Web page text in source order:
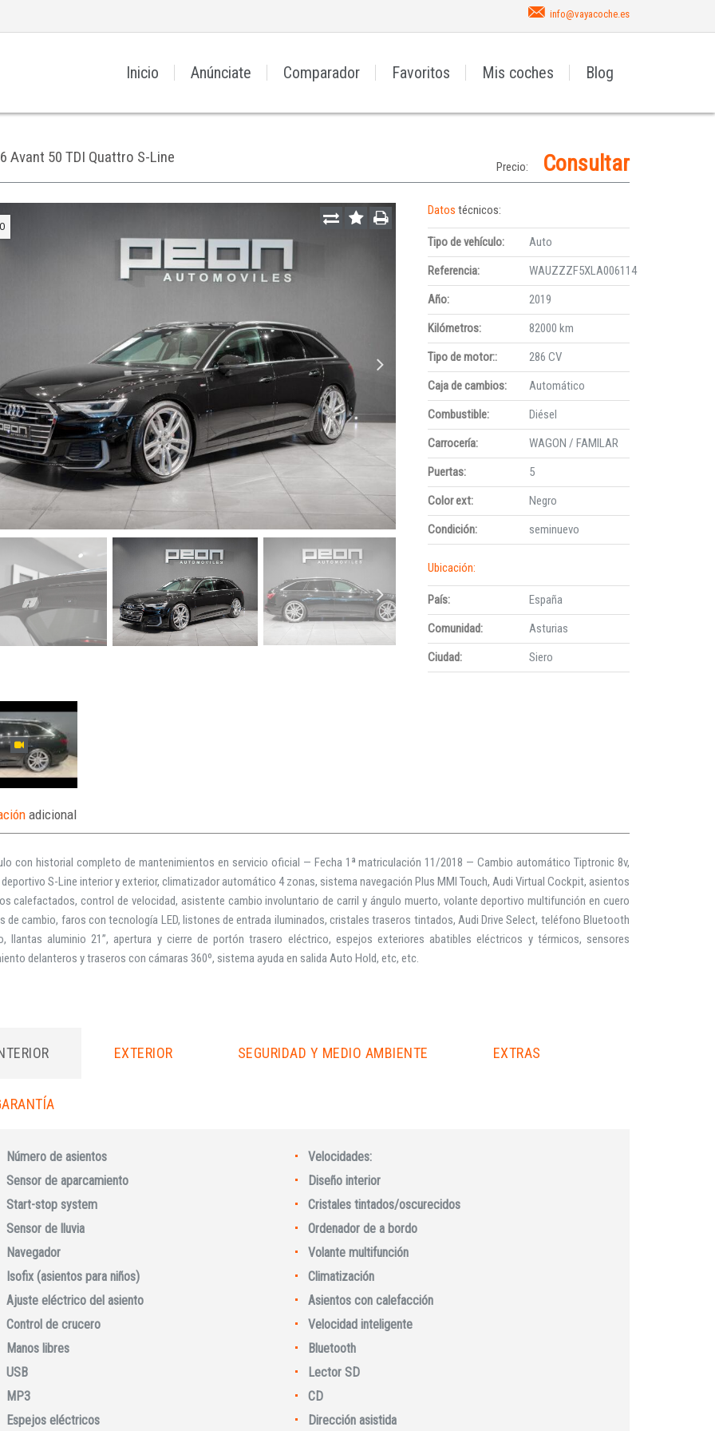
info@vayacoche.es
Inicio Anúnciate Comparador Favoritos Mis coches Blog
Avant 50 TDI Quattro S-Line
Precio: Consultar
Datostécnicos:
Tipo de vehículo:
Auto
Referencia:
WAUZZZF5XLA006114
Año:
2019
Kilómetros:
82000 km
Tipo de motor::
286 CV
Caja de cambios:
Automático
Combustible:
Diésel
Carrocería:
WAGON / FAMILAR
Puertas:
5
Color ext:
Negro
Condición:
seminuevo
Ubicación:
País:
España
Comunidad:
Asturias
Ciudad:
Siero
adicional
con historial completo de mantenimientos en servicio oficial — Fecha 1ª matriculación 11/2018 — Cambio automático Tiptronic 8v,
S-Line interior y exterior, climatizador automático 4 zonas, sistema navegación Plus MMI Touch, Audi Virtual Cockpit, asientos
calefactados, control de velocidad, asistente cambio involuntario de carril y ángulo muerto, volante deportivo multifunción en cuero
de cambio, faros con tecnología LED, listones de entrada iluminados, cristales traseros tintados, Audi Drive Select, teléfono Bluetooth
llantas aluminio 21”, apertura y cierre de portón trasero eléctrico, espejos exteriores abatibles eléctricos y térmicos, sensores
delanteros y traseros con cámaras 360º, sistema ayuda en salida Auto Hold, etc, etc.
EXTERIOR SEGURIDAD Y MEDIO AMBIENTE EXTRAS
Número de asientos
Velocidades:
Sensor de aparcamiento
Diseño interior
Start-stop system
Cristales tintados/oscurecidos
Sensor de lluvia
Ordenador de a bordo
Navegador
Volante multifunción
Isofix (asientos para niños)
Climatización
Ajuste eléctrico del asiento
Asientos con calefacción
Control de crucero
Velocidad inteligente
Manos libres
Bluetooth
USB
Lector SD
MP3
CD
Espejos eléctricos
Dirección asistida